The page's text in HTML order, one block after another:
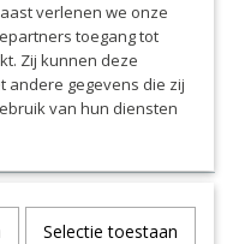
door middel van het
bijvoorbeeld je haar
ruimte nodig hebt.
verlenen we onze
toegang tot
Zij kunnen deze
andere gegevens die zij
van hun diensten
Selectie toestaan